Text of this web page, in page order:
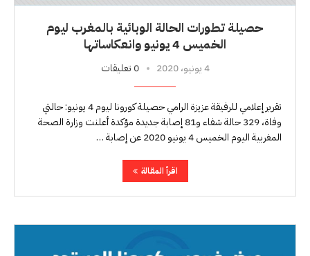
حصيلة تطورات الحالة الوبائية بالمغرب ليوم
الخميس 4 يونيو وانعكاساتها
4 يونيو، 2020 0 تعليقات
تقرير إعلامي للرفيقة عزيزة الرامي حصيلة كورونا ليوم 4 يونيو: حالتي
وفاة، 329 حالة شفاء و81 إصابة جديدة مؤكدة أعلنت وزارة الصحة
المغربية اليوم الخميس 4 يونيو 2020 عن إصابة …
اقرأ المقالة